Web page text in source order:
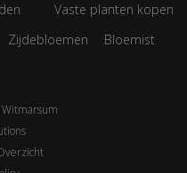
Vaste planten kopen
Zijdebloemen Bloemist